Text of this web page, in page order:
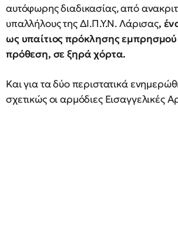
αυτόφωρης διαδικασίας, από
υπαλλήλους της ΔΙ.Π.Υ.Ν. Λάρισας,
ως υπαίτιος πρόκλησης
πρόθεση, σε ξηρά χόρτα.
Και για τα δύο περιστατικά
σχετικώς οι αρμόδιες Εισαγγελικές